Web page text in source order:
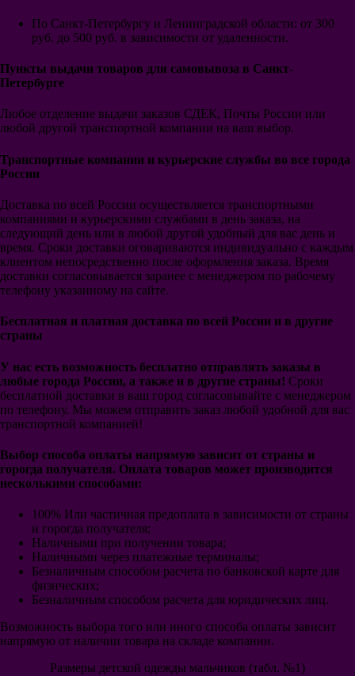
Лилль
Бавария
Боруссия Менх.
Шальке 04
Байер 04 Леверкузен
Порту
Селтик
ПСВ
Аякс
Фейеноорд
Галатасарай
Интер Майами
Гэлакси
Ривер Плейт
Аль-Наср Эр-Рияд
Аль-Хиляль Эр-Рияд
Аль-Иттихад
Россия
Германия
Аргентина
Бразилия
Португалия
Англия
Франция
Голландия
Польша
Колумбия
Мексика
Уругвай
Хорватия
Япония
Швеция
Исландия
По Санкт-Петербургу и Ленинградской области: от 300
руб. до 500 руб. в зависимости от удаленности.
Пункты выдачи товаров для самовывоза в Санкт-
Петербурге
Любое отделение выдачи заказов СДЕК, Почты России или
любой другой транспортной компании на ваш выбор.
Транспортные компании и курьерские службы во все города
России
Доставка по всей России осуществляется транспортными
компаниями и курьерскими службами в день заказа, на
следующий день или в любой другой удобный для вас день и
время. Сроки доставки оговариваются индивидуально с каждым
клиентом непосредственно после оформления заказа. Время
доставки согласовывается заранее с менеджером по рабочему
телефону указанному на сайте.
Бесплатная и платная доставка по всей России и в другие
страны
У нас есть возможность бесплатно отправлять заказы в
любые города России, а также и в другие страны! Сроки
бесплатной доставки в ваш город согласовывайте с менеджером
по телефону. Мы можем отправить заказ любой удобной для вас
транспортной компанией!
Выбор способа оплаты напрямую зависит от страны и
горогда получателя. Оплата товаров может производится
несколькими способами:
100% Или частичная предоплата в зависимости от страны
и горогда получателя;
Наличными при получении товара;
Наличными через платежные терминалы;
Безналичным способом расчета по банковской карте для
физических;
Безналичным способом расчета для юридических лиц.
Возможность выбора того или иного способа оплаты зависит
напрямую от наличии товара на складе компании.
Размеры детской одежды мальчиков (табл. №1)